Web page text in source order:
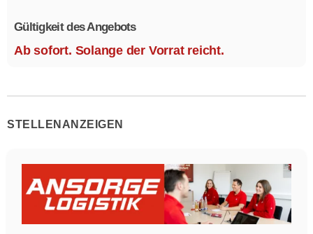
Gültigkeit des Angebots
Ab sofort. Solange der Vorrat reicht.
STELLENANZEIGEN